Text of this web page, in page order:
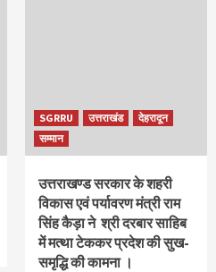
SGRRU उत्तराखंड
देहरादून
सम्मान
उत्तराखण्ड सरकार के शहरी
विकास एवं पर्यावरण मंत्री राम
सिंह कैड़ा ने श्री दरबार साहिब
में मत्था टेककर प्रदेश की सुख-
समृद्धि की कामना ।